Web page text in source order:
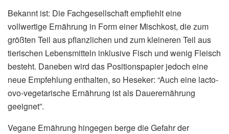
Bekannt ist: Die Fachgesellschaft empfiehlt eine
vollwertige Ernährung in Form einer Mischkost, die zum
größten Teil aus pflanzlichen und zum kleineren Teil aus
tierischen Lebensmitteln inklusive Fisch und wenig Fleisch
besteht. Daneben wird das Positionspapier jedoch eine
neue Empfehlung enthalten, so Heseker: “Auch eine lacto-
ovo-vegetarische Ernährung ist als Dauerernährung
geeignet”.
Vegane Ernährung hingegen berge die Gefahr der